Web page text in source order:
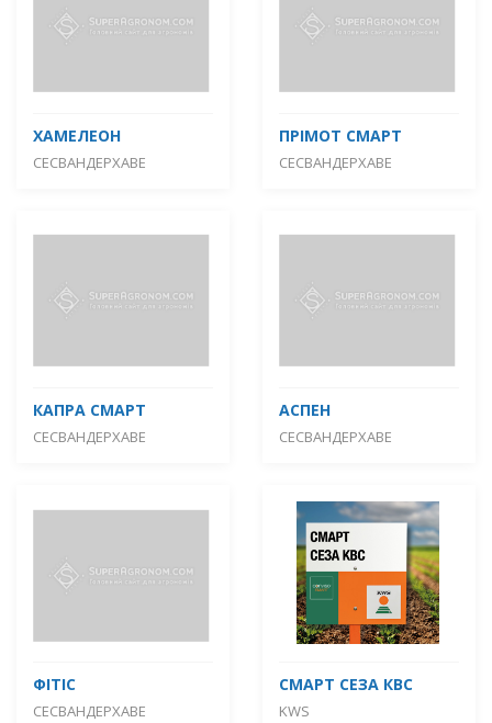
ХАМЕЛЕОН
СЕСВАНДЕРХАВЕ
ПРІМОТ СМАРТ
СЕСВАНДЕРХАВЕ
КАПРА СМАРТ
СЕСВАНДЕРХАВЕ
АСПЕН
СЕСВАНДЕРХАВЕ
ФІТІС
СЕСВАНДЕРХАВЕ
СМАРТ СЕЗА КВС
KWS